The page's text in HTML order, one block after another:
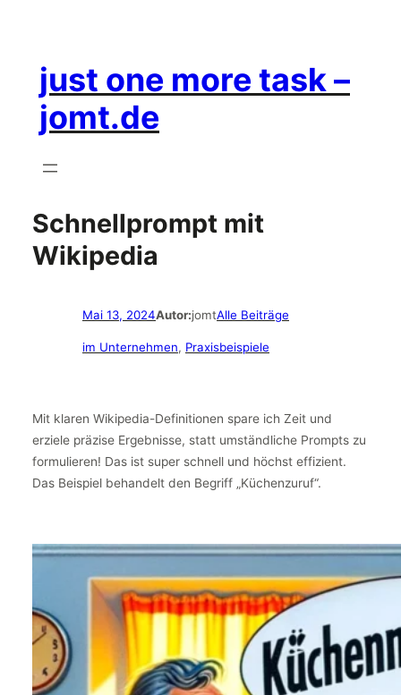
just one more task –
jomt.de
Schnellprompt mit
Wikipedia
Mai 13, 2024Autor:jomtAlle Beiträge
im Unternehmen, Praxisbeispiele
Mit klaren Wikipedia-Definitionen spare ich Zeit und
erziele präzise Ergebnisse, statt umständliche Prompts zu
formulieren! Das ist super schnell und höchst effizient.
Das Beispiel behandelt den Begriff „Küchenzuruf“.